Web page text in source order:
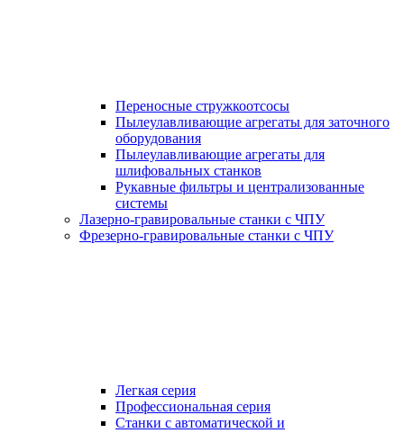
Переносные стружкоотсосы
Пылеулавливающие агрегаты для заточного
оборудования
Пылеулавливающие агрегаты для
шлифовальных станков
Рукавные фильтры и централизованные
системы
Лазерно-гравировальные станки с ЧПУ
Фрезерно-гравировальные станки с ЧПУ
Легкая серия
Профессиональная серия
Станки с автоматической и